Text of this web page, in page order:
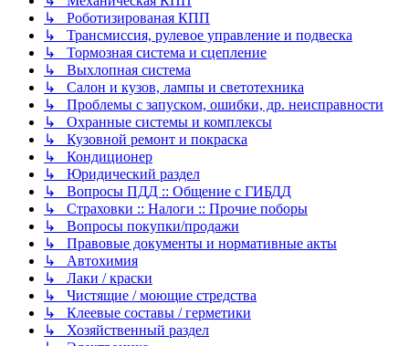
↳ Роботизированая КПП
↳ Трансмиссия, рулевое управление и подвеска
↳ Тормозная система и сцепление
↳ Выхлопная система
↳ Салон и кузов, лампы и светотехника
↳ Проблемы с запуском, ошибки, др. неисправности
↳ Охранные системы и комплексы
↳ Кузовной ремонт и покраска
↳ Кондиционер
↳ Юридический раздел
↳ Вопросы ПДД :: Общение с ГИБДД
↳ Страховки :: Налоги :: Прочие поборы
↳ Вопросы покупки/продажи
↳ Правовые документы и нормативные акты
↳ Автохимия
↳ Лаки / краски
↳ Чистящие / моющие стредства
↳ Клеевые составы / герметики
↳ Хозяйственный раздел